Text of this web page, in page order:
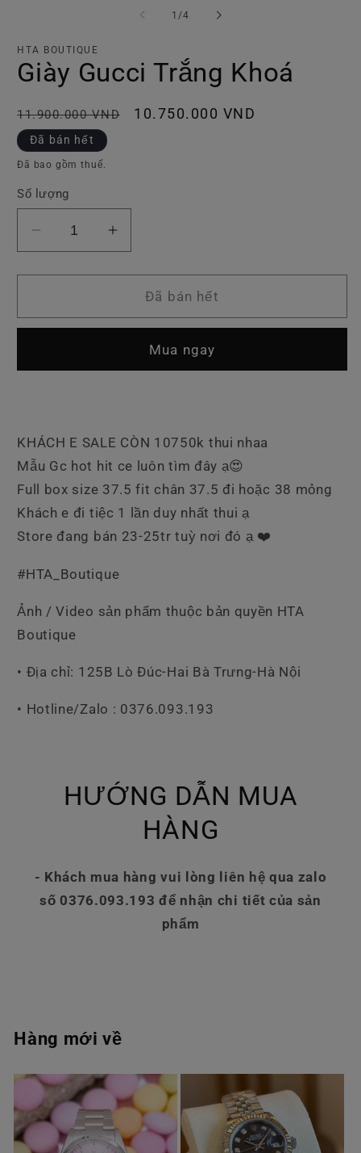
hộp
tương
tác
1 /trong
4
HTA BOUTIQUE
Giày Gucci Trắng Khoá
Giá
thông
thường
11.900.000 VND
Giá
10.750.000 VND
Đã bán hết
Đã bao gồm thuế.
Số lượng
Giảm
số
lượng
Giày
Khoá
Tăng
số
lượng
Giày
Trắng
Khoá
Đã bán hết
Mua ngay
KHÁCH E SALE CÒN 10750k thui nhaa
Mẫu Gc hot hit ce luôn tìm đây ạ😍
Full box size 37.5 fit chân 37.5 đi hoặc 38 mỏng
Khách e đi tiệc 1 lần duy nhất thui ạ
Store đang bán 23-25tr tuỳ nơi đó ạ ❤️
#HTA_Boutique
Ảnh / Video sản phẩm thuộc bản quyền HTA
Boutique
• Địa chỉ: 125B Lò Đúc-Hai Bà Trưng-Hà Nội
• Hotline/Zalo : 0376.093.193
HƯỚNG DẪN MUA
HÀNG
- Khách mua hàng vui lòng liên hệ qua zalo
số 0376.093.193 để nhận chi tiết của sản
phẩm
Hàng mới về